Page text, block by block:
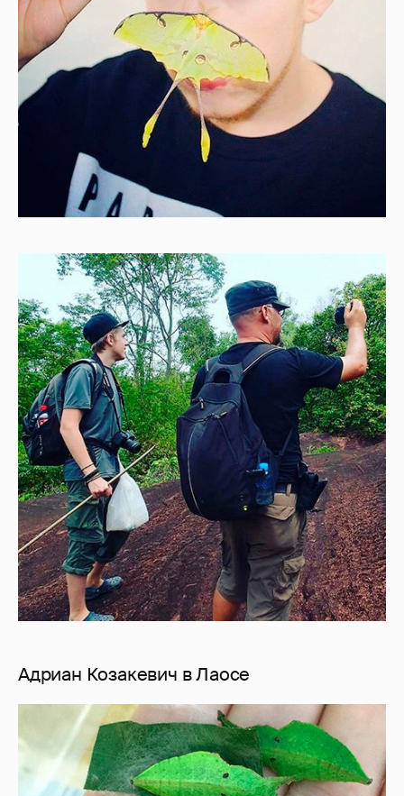
Адриан Козакевич в Лаосе